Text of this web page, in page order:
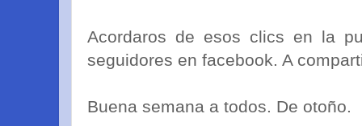
Acordaros de esos clics en la
seguidores en facebook. A
Buena semana a todos. De otoño.